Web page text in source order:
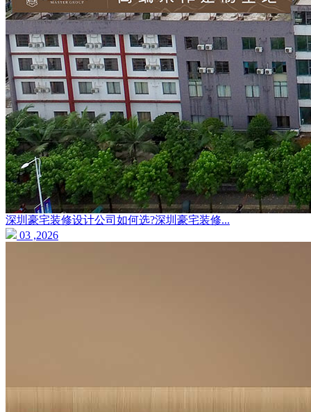
深圳豪宅装修设计公司如何选?深圳豪宅装修...
03 ,2026